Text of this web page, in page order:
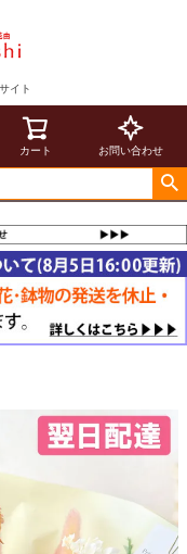
イト
カート お問い合わせ